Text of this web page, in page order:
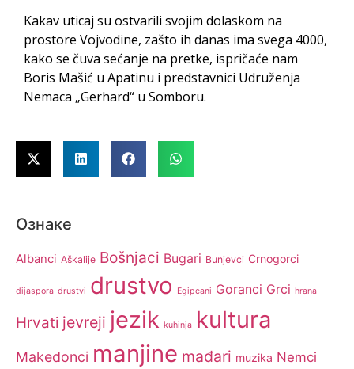
Kakav uticaj su ostvarili svojim dolaskom na
prostore Vojvodine, zašto ih danas ima svega 4000,
kako se čuva sećanje na pretke, ispričaće nam
Boris Mašić u Apatinu i predstavnici Udruženja
Nemaca „Gerhard“ u Somboru.
Ознаке
Albanci Aškalije Bošnjaci Bugari Bunjevci Crnogorci
dijaspora drustvi drustvo Egipcani Goranci Grci hrana
Hrvati jevreji jezik kuhinja kultura
Makedonci manjine mađari muzika Nemci